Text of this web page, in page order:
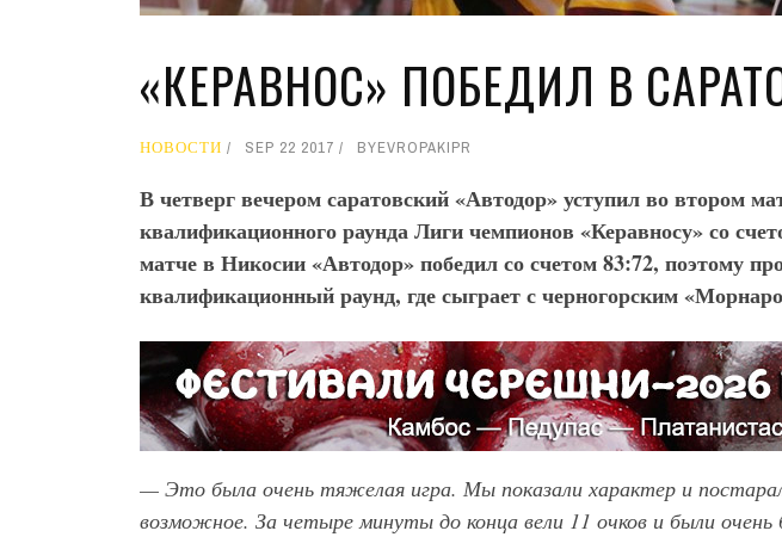
«КЕРАВНОС» ПОБЕДИЛ В
НОВОСТИ SEP 22 2017 BYEVROPAKIPR
В четверг вечером саратовский «Автодор» уступил во втором
квалификационного раунда Лиги чемпионов «Керавносу» со
матче в Никосии «Автодор» победил со счетом 83:72, поэтому
квалификационный раунд, где сыграет с черногорским
— Это была очень тяжелая игра. Мы показали характер и
возможное. За четыре минуты до конца вели 11 очков и были очень